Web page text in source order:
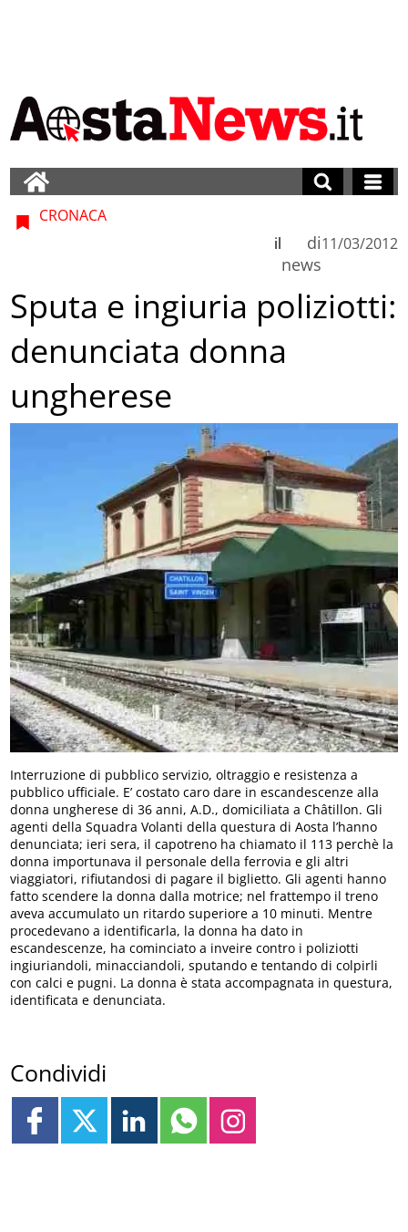
CRONACA
di
news
il 11/03/2012
Sputa e ingiuria poliziotti:
denunciata donna
ungherese
Interruzione di pubblico servizio, oltraggio e resistenza a
pubblico ufficiale. E’ costato caro dare in escandescenze alla
donna ungherese di 36 anni, A.D., domiciliata a Châtillon. Gli
agenti della Squadra Volanti della questura di Aosta l’hanno
denunciata; ieri sera, il capotreno ha chiamato il 113 perchè la
donna importunava il personale della ferrovia e gli altri
viaggiatori, rifiutandosi di pagare il biglietto. Gli agenti hanno
fatto scendere la donna dalla motrice; nel frattempo il treno
aveva accumulato un ritardo superiore a 10 minuti. Mentre
procedevano a identificarla, la donna ha dato in
escandescenze, ha cominciato a inveire contro i poliziotti
ingiuriandoli, minacciandoli, sputando e tentando di colpirli
con calci e pugni. La donna è stata accompagnata in questura,
identificata e denunciata.
Condividi